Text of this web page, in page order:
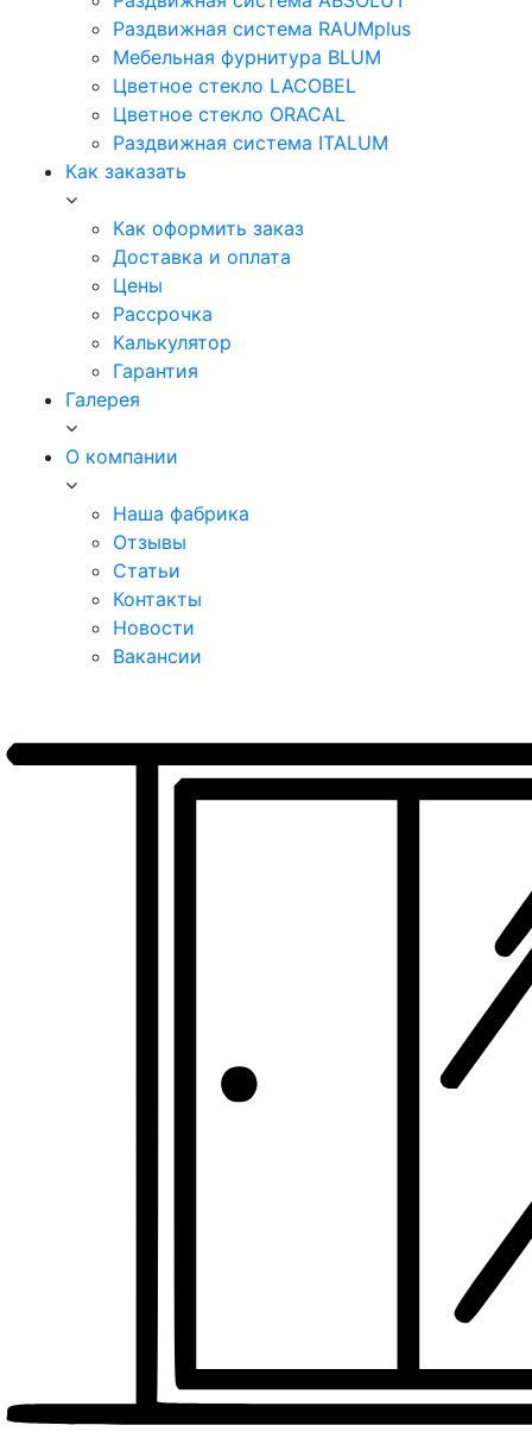
Раздвижная система RAUMplus
Мебельная фурнитура BLUM
Цветное стекло LACOBEL
Цветное стекло ORACAL
Раздвижная система ITALUM
Как заказать
Как оформить заказ
Доставка и оплата
Цены
Рассрочка
Калькулятор
Гарантия
Галерея
О компании
Наша фабрика
Отзывы
Статьи
Контакты
Новости
Вакансии